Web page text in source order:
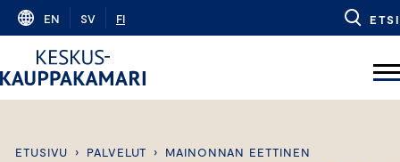
Skip
content
EN SV FI ETSI
ETUSIVU › PALVELUT ›
MAINONNAN EETTINEN